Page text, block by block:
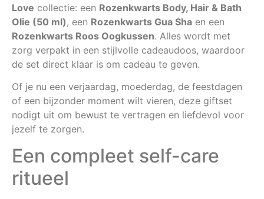
Love collectie: een Rozenkwarts Body, Hair & Bath
Olie (50 ml), een Rozenkwarts Gua Sha en een
Rozenkwarts Roos Oogkussen. Alles wordt met
zorg verpakt in een stijlvolle cadeaudoos, waardoor
de set direct klaar is om cadeau te geven.
Of je nu een verjaardag, moederdag, de feestdagen
of een bijzonder moment wilt vieren, deze giftset
nodigt uit om bewust te vertragen en liefdevol voor
jezelf te zorgen.
Een compleet self-care
ritueel